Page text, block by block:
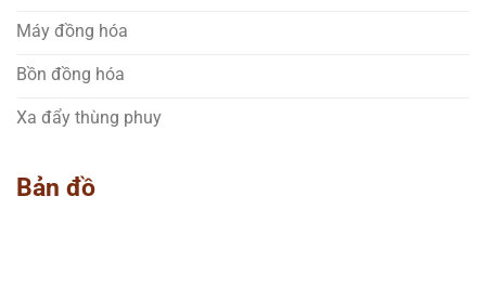
Máy đồng hóa
Bồn đồng hóa
Xa đẩy thùng phuy
Bản đồ